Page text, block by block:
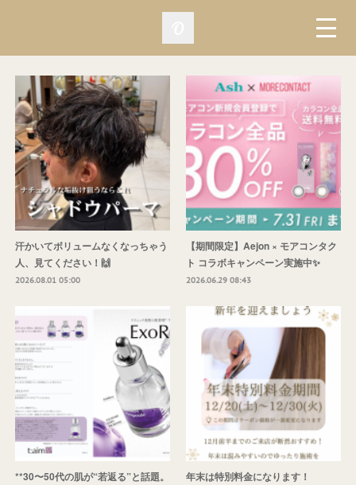
汗かいてボリュームなくなっちゃう
人、見てください！🙌
2026.08.01 05:00
【期間限定】Aejon × モアコンタク
ト コラボキャンペーン実施中✨
2026.06.29 08:43
**30〜50代の肌が“若返る”と話題。
年末は特別料金になります！